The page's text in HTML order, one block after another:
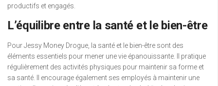
productifs et engagés.
L’équilibre entre la santé et le bien-être
Pour Jessy Money Drogue, la santé et le bien-être sont des
éléments essentiels pour mener une vie épanouissante. Il pratique
régulièrement des activités physiques pour maintenir sa forme et
sa santé. Il encourage également ses employés à maintenir une